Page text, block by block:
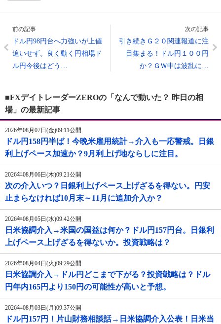
前の記事
ドル円98円台へ力強いが上値
追いせず。良く動く円相場ド
ル円今後はどう…
次の記事
引き続きＧ２０関連報道に注
目集まる！ドル円１００円
か？ＧＷ中は波乱に…
■FXデイトレーダーZEROの「なんで動いた？ 昨日の相
場」の最新記事
2026年08月07日(金)09:11公開
ドル円158円半ば！今晩米雇用統計→介入も一応警戒。日銀
利上げペース加速か？9月利上げ地ならしに注目。
2026年08月06日(木)09:21公開
次の介入いつ？日銀利上げペース上げざるを得ない。円安
止まらなければ10月末～11月に追加介入か？
2026年08月05日(水)09:42公開
日米協調介入→米国の国益は何か？ドル円157円台。日銀利
上げペース上げざるを得ないか。投資戦略は？
2026年08月04日(火)09:29公開
日米協調介入→ドル円どこまで下がる？投資戦略は？ドル
円年内165円より150円の可能性が高いと予想。
2026年08月03日(月)09:37公開
ドル円157円！片山財務相談話→日米協調介入公表！日米当